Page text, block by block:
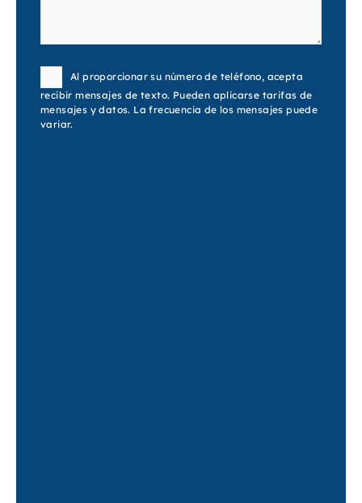
ConsentAl proporcionar su número de teléfono, acepta
recibir mensajes de texto. Pueden aplicarse tarifas de
mensajes y datos. La frecuencia de los mensajes puede
variar.